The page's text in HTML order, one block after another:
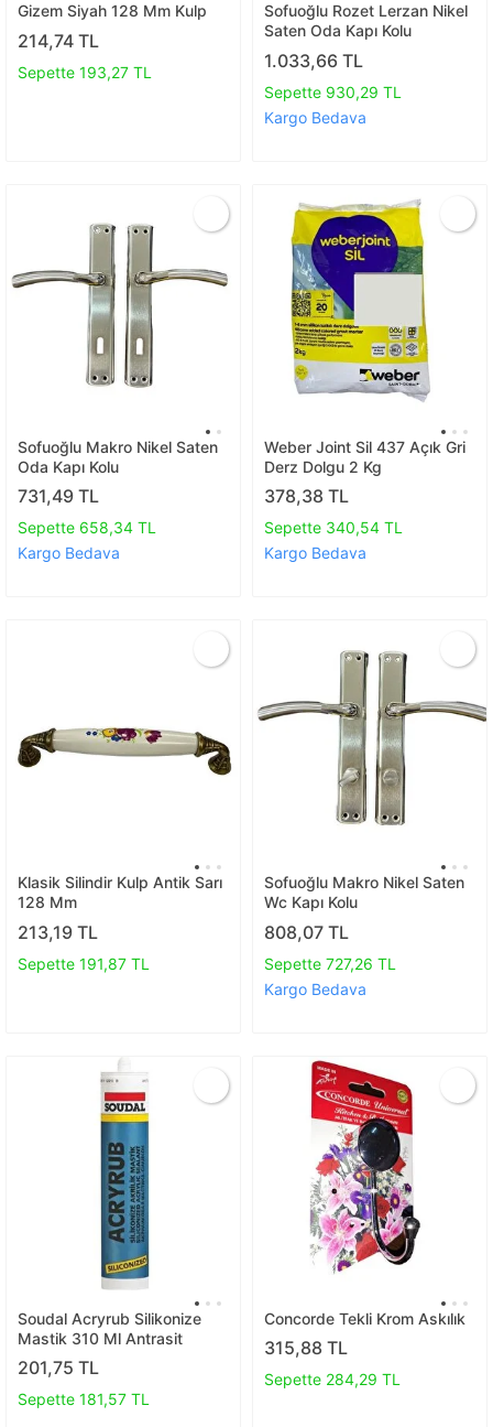
Gizem Siyah 128 Mm Kulp
214,74 TL
Sepette 193,27 TL
Sofuoğlu Rozet Lerzan Nikel
Saten Oda Kapı Kolu
1.033,66 TL
Sepette 930,29 TL
Kargo Bedava
Sofuoğlu Makro Nikel Saten
Oda Kapı Kolu
731,49 TL
Sepette 658,34 TL
Kargo Bedava
Weber Joint Sil 437 Açık Gri
Derz Dolgu 2 Kg
378,38 TL
Sepette 340,54 TL
Kargo Bedava
Klasik Silindir Kulp Antik Sarı
128 Mm
213,19 TL
Sepette 191,87 TL
Sofuoğlu Makro Nikel Saten
Wc Kapı Kolu
808,07 TL
Sepette 727,26 TL
Kargo Bedava
Soudal Acryrub Silikonize
Mastik 310 Ml Antrasit
201,75 TL
Sepette 181,57 TL
Concorde Tekli Krom Askılık
315,88 TL
Sepette 284,29 TL